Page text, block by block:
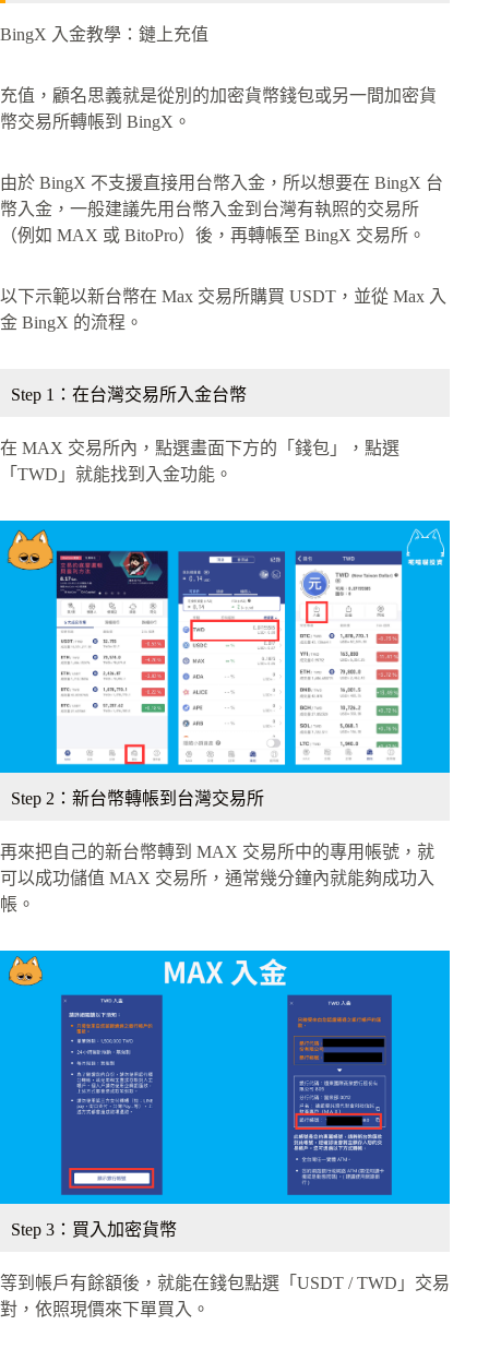
BingX 入金教學：鏈上充值
充值，顧名思義就是從別的加密貨幣錢包或另一間加密貨
幣交易所轉帳到 BingX。
由於 BingX 不支援直接用台幣入金，所以想要在 BingX 台
幣入金，一般建議先用台幣入金到台灣有執照的交易所
（例如 MAX 或 BitoPro）後，再轉帳至 BingX 交易所。
以下示範以新台幣在 Max 交易所購買 USDT，並從 Max 入
金 BingX 的流程。
Step 1：在台灣交易所入金台幣
在 MAX 交易所內，點選畫面下方的「錢包」，點選
「TWD」就能找到入金功能。
Step 2：新台幣轉帳到台灣交易所
再來把自己的新台幣轉到 MAX 交易所中的專用帳號，就
可以成功儲值 MAX 交易所，通常幾分鐘內就能夠成功入
帳。
Step 3：買入加密貨幣
等到帳戶有餘額後，就能在錢包點選「USDT / TWD」交易
對，依照現價來下單買入。